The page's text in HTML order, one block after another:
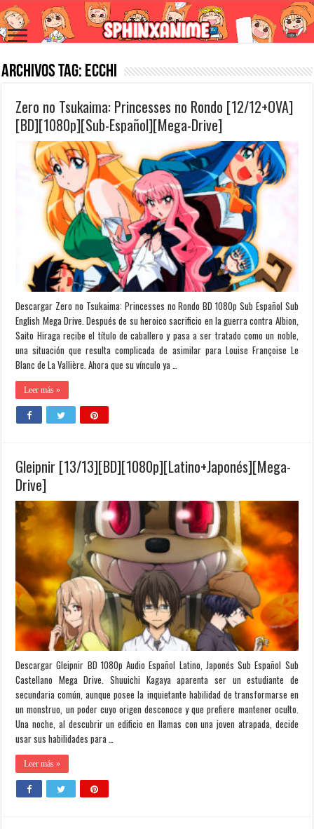
Archivos Tag: Ecchi
Zero no Tsukaima: Princesses no Rondo [12/12+OVA]
[BD][1080p][Sub-Español][Mega-Drive]
Descargar Zero no Tsukaima: Princesses no Rondo BD 1080p Sub Español Sub
English Mega Drive. Después de su heroico sacrificio en la guerra contra Albion,
Saito Hiraga recibe el título de caballero y pasa a ser tratado como un noble,
una situación que resulta complicada de asimilar para Louise Françoise Le
Blanc de La Vallière. Ahora que su vínculo ya …
Leer más »
Gleipnir [13/13][BD][1080p][Latino+Japonés][Mega-
Drive]
Descargar Gleipnir BD 1080p Audio Español Latino, Japonés Sub Español Sub
Castellano Mega Drive. Shuuichi Kagaya aparenta ser un estudiante de
secundaria común, aunque posee la inquietante habilidad de transformarse en
un monstruo, un poder cuyo origen desconoce y que prefiere mantener oculto.
Una noche, al descubrir un edificio en llamas con una joven atrapada, decide
usar sus habilidades para …
Leer más »